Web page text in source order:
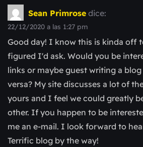
Sean Primrose dice:
22/12/2020 a las 1:27 pm
Good day! I know this is kinda off
figured I'd ask. Would you be
links or maybe guest writing a
versa? My site discusses a lot of
yours and I feel we could greatly
other. If you happen to be
me an e-mail. I look forward to
Terrific blog by the way!